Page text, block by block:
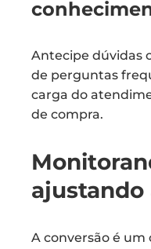
Antecipe dúvidas
de perguntas
carga do
de compra.
ajustando
A conversão é